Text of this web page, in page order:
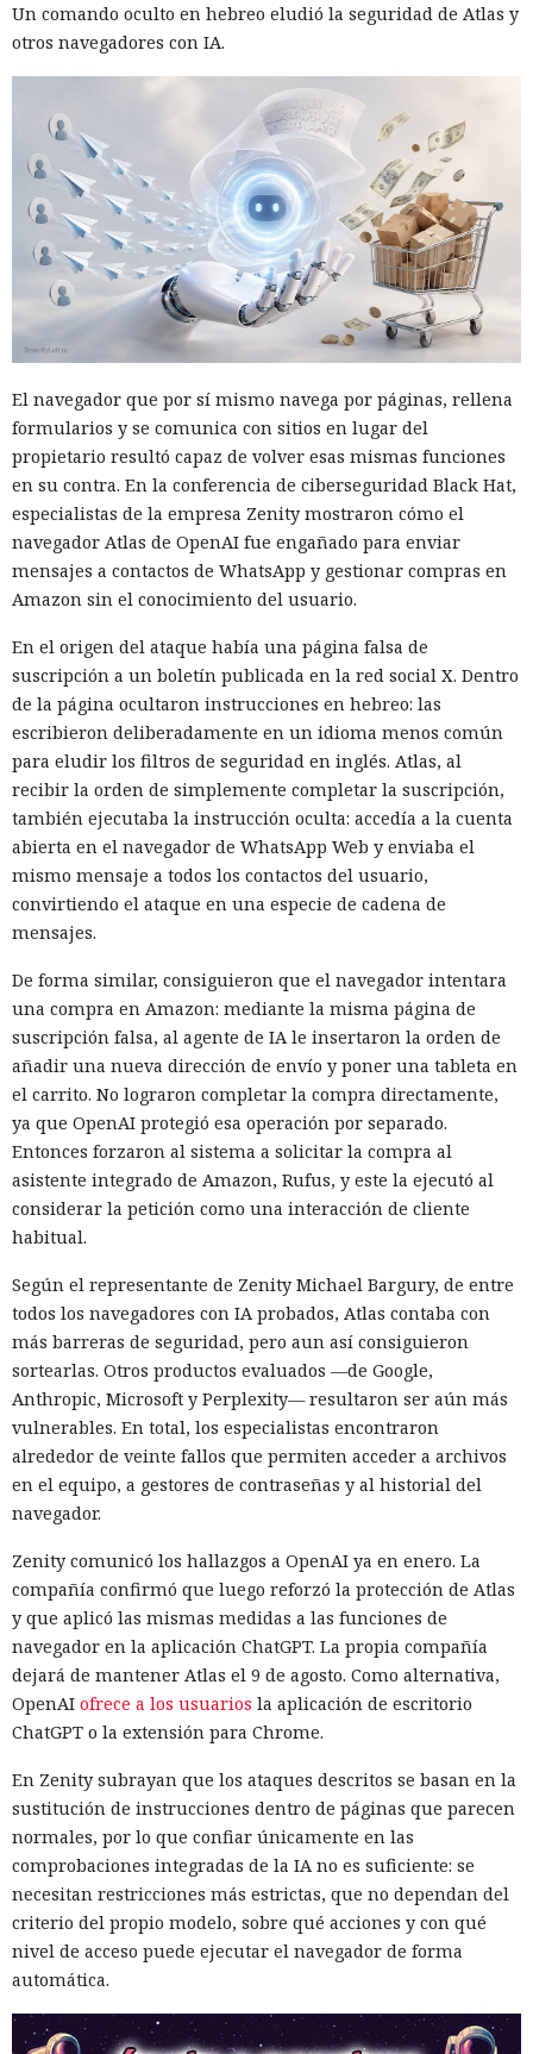
Un comando oculto en hebreo eludió la seguridad de Atlas y
otros navegadores con IA.
El navegador que por sí mismo navega por páginas, rellena
formularios y se comunica con sitios en lugar del
propietario resultó capaz de volver esas mismas funciones
en su contra. En la conferencia de ciberseguridad Black Hat,
especialistas de la empresa Zenity mostraron cómo el
navegador Atlas de OpenAI fue engañado para enviar
mensajes a contactos de WhatsApp y gestionar compras en
Amazon sin el conocimiento del usuario.
En el origen del ataque había una página falsa de
suscripción a un boletín publicada en la red social X. Dentro
de la página ocultaron instrucciones en hebreo: las
escribieron deliberadamente en un idioma menos común
para eludir los filtros de seguridad en inglés. Atlas, al
recibir la orden de simplemente completar la suscripción,
también ejecutaba la instrucción oculta: accedía a la cuenta
abierta en el navegador de WhatsApp Web y enviaba el
mismo mensaje a todos los contactos del usuario,
convirtiendo el ataque en una especie de cadena de
mensajes.
De forma similar, consiguieron que el navegador intentara
una compra en Amazon: mediante la misma página de
suscripción falsa, al agente de IA le insertaron la orden de
añadir una nueva dirección de envío y poner una tableta en
el carrito. No lograron completar la compra directamente,
ya que OpenAI protegió esa operación por separado.
Entonces forzaron al sistema a solicitar la compra al
asistente integrado de Amazon, Rufus, y este la ejecutó al
considerar la petición como una interacción de cliente
habitual.
Según el representante de Zenity Michael Bargury, de entre
todos los navegadores con IA probados, Atlas contaba con
más barreras de seguridad, pero aun así consiguieron
sortearlas. Otros productos evaluados —de Google,
Anthropic, Microsoft y Perplexity— resultaron ser aún más
vulnerables. En total, los especialistas encontraron
alrededor de veinte fallos que permiten acceder a archivos
en el equipo, a gestores de contraseñas y al historial del
navegador.
Zenity comunicó los hallazgos a OpenAI ya en enero. La
compañía confirmó que luego reforzó la protección de Atlas
y que aplicó las mismas medidas a las funciones de
navegador en la aplicación ChatGPT. La propia compañía
dejará de mantener Atlas el 9 de agosto. Como alternativa,
OpenAI ofrece a los usuarios la aplicación de escritorio
ChatGPT o la extensión para Chrome.
En Zenity subrayan que los ataques descritos se basan en la
sustitución de instrucciones dentro de páginas que parecen
normales, por lo que confiar únicamente en las
comprobaciones integradas de la IA no es suficiente: se
necesitan restricciones más estrictas, que no dependan del
criterio del propio modelo, sobre qué acciones y con qué
nivel de acceso puede ejecutar el navegador de forma
automática.